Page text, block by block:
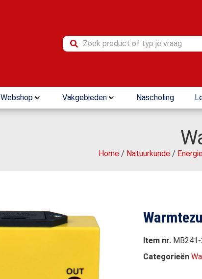
Webshop Vakgebieden Nascholing
Home / Natuurkunde /
Item nr.
Categorieën